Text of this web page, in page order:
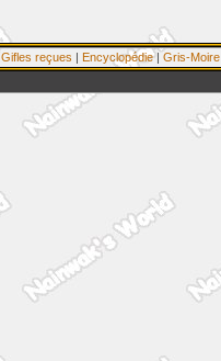
Gifles reçues | Encyclopédie| Gris-Moire